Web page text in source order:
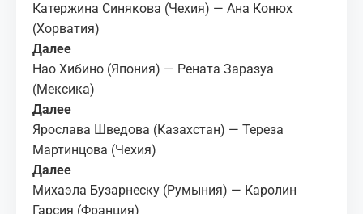
Катержина Синякова (Чехия) — Ана Конюх
(Хорватия)
Далее
Нао Хибино (Япония) — Рената Заразуа
(Мексика)
Далее
Ярослава Шведова (Казахстан) — Тереза
Мартинцова (Чехия)
Далее
Михаэла Бузарнеску (Румыния) — Каролин
Гарсия (Франция)